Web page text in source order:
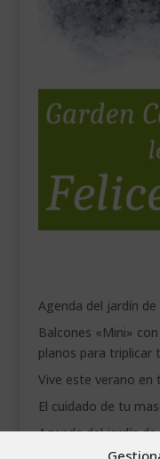
Agenda del jardín
Balcones «Mini»
planos para triplicar
Vive este verano
El cuidado de tu
Agenda del jardín de